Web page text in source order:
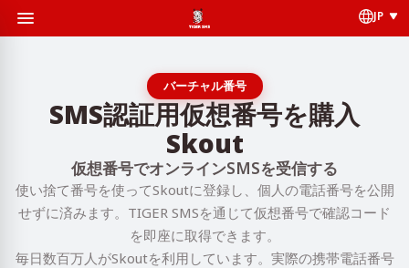
JP
バーチャル番号
SMS認証用仮想番号を購入
Skout
仮想番号でオンラインSMSを受信する
使い捨て番号を使ってSkoutに登録し、個人の電話番号を公開
せずに済みます。TIGER SMSを通じて仮想番号で確認コード
を即座に取得できます。
毎日数百万人がSkoutを利用しています。実際の携帯電話番号